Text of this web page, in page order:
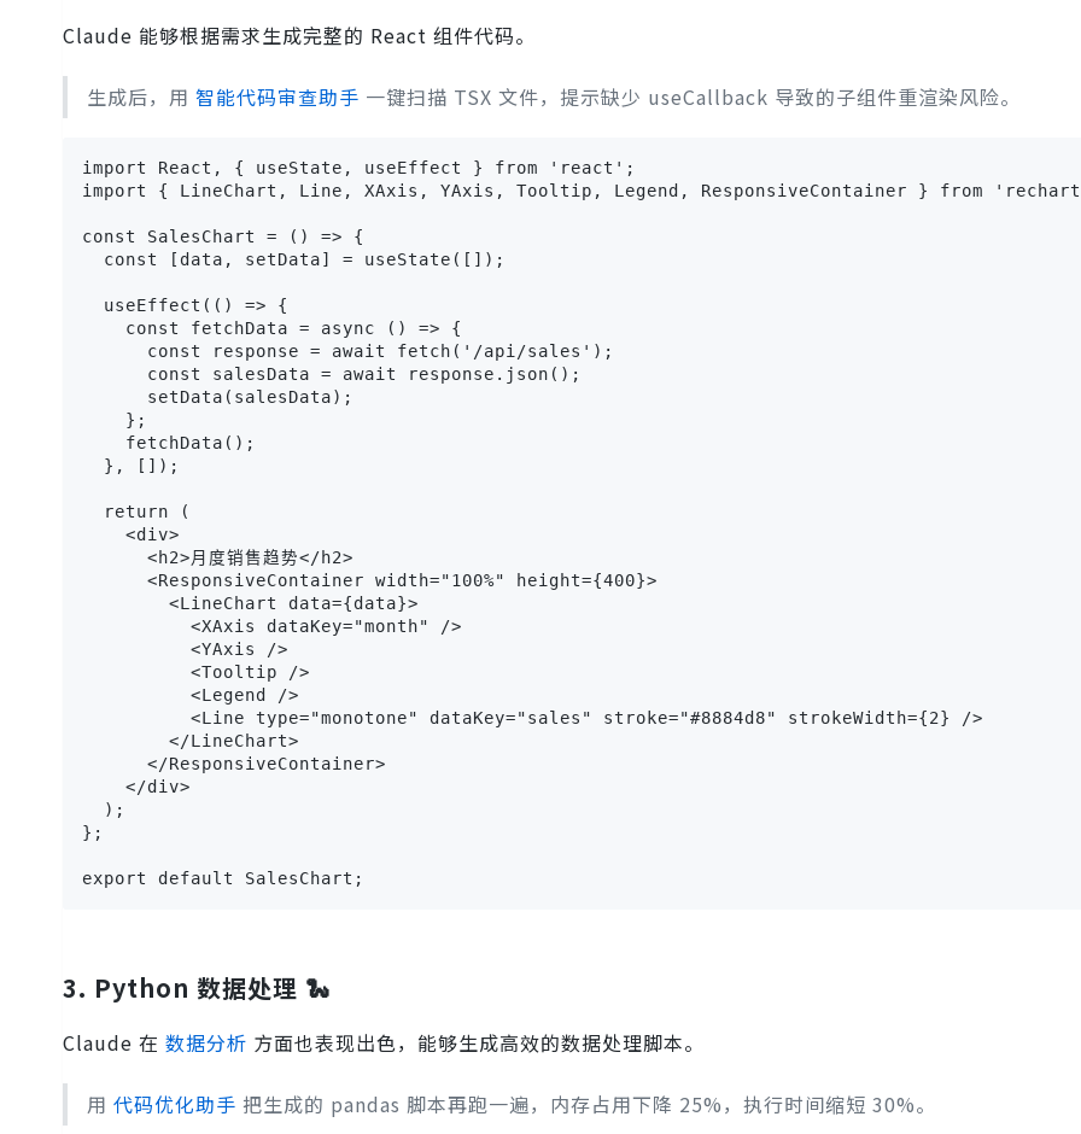
Claude 能够根据需求生成完整的 React 组件代码。
生成后，用 智能代码审查助手 一键扫描 TSX 文件，提示缺少 useCallback 导致的子组件重渲染风险。
import React, { useState, useEffect } from 'react';
import { LineChart, Line, XAxis, YAxis, Tooltip, Legend, ResponsiveContainer } from
const SalesChart = () => {
  const [data, setData] = useState([]);
  useEffect(() => {
    const fetchData = async () => {
      const response = await fetch('/api/sales');
      const salesData = await response.json();
      setData(salesData);
    };
    fetchData();
  }, []);
  return (
    <div>
      <h2>月度销售趋势</h2>
      <ResponsiveContainer width="100%" height={400}>
        <LineChart data={data}>
          <XAxis dataKey="month" />
          <YAxis />
          <Tooltip />
          <Legend />
          <Line type="monotone" dataKey="sales" stroke="#8884d8" strokeWidth={2} />
        </LineChart>
      </ResponsiveContainer>
    </div>
  );
};
export default SalesChart;
3. Python 数据处理 🐍
Claude 在 数据分析 方面也表现出色，能够生成高效的数据处理脚本。
用 代码优化助手 把生成的 pandas 脚本再跑一遍，内存占用下降 25%，执行时间缩短 30%。